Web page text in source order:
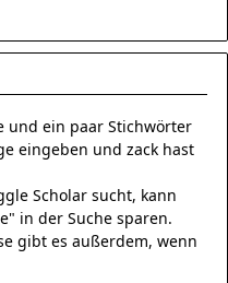
und ein paar Stichwörter
eingeben und zack hast
Scholar sucht, kann
in der Suche sparen.
gibt es außerdem, wenn